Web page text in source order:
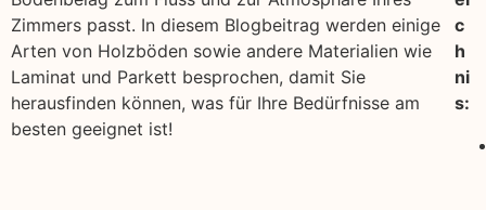
Zimmers passt. In diesem Blogbeitrag werden einige
Arten von Holzböden sowie andere Materialien wie
Laminat und Parkett besprochen, damit Sie
herausfinden können, was für Ihre Bedürfnisse am
besten geeignet ist!
c
h
ni
s: